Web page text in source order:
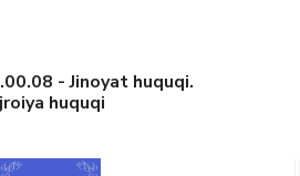
- Jinoyat huquqi.
huquqi